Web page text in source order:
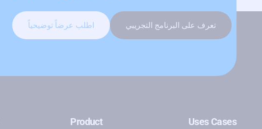
تعرف على البرنامج التجريبي اطلب عرضاً توضيحياً
Uses Cases
Product